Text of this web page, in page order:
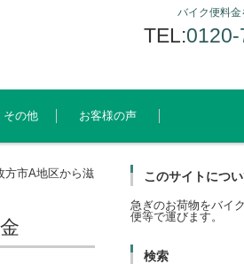
バイク便料
TEL:
その他 お客様の声
方市A地区から滋 このサイトにつ
急ぎのお荷物をバイ
便等で運びます。
検索